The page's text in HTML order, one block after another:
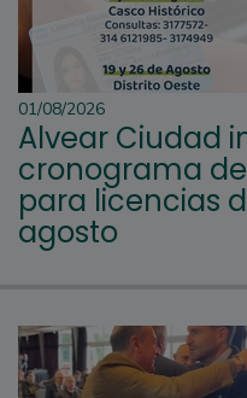
01/08/2026
Alvear Ciudad
cronograma
para licencias
agosto